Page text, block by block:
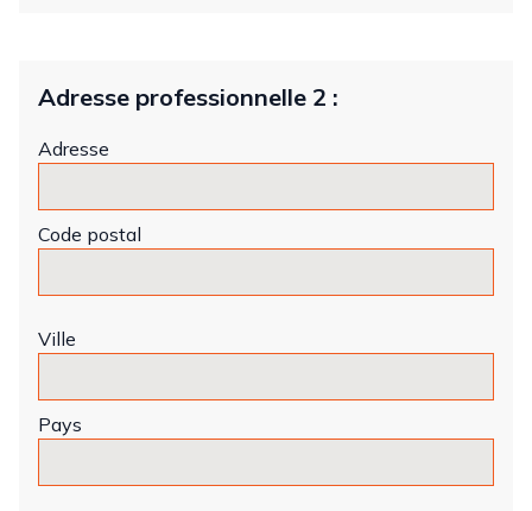
Adresse professionnelle 2 :
Adresse
Code postal
Ville
Pays